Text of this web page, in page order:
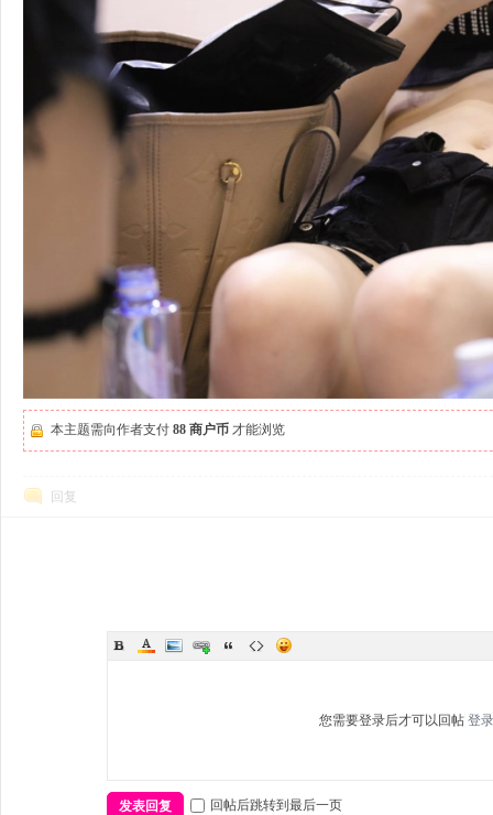
本主题需向作者支付 88 商户币 才能浏览
回复
您需要登录后才可以回帖 登录
发表回复 回帖后跳转到最后一页